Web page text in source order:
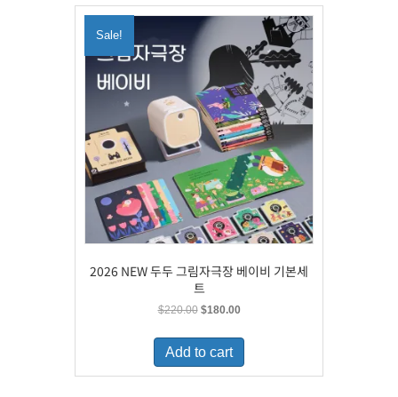
Sale!
2026 NEW 두두 그림자극장 베이비 기본세
트
$220.00 Original
was:
$220.00.
$180.00Current
is:
Add to cart